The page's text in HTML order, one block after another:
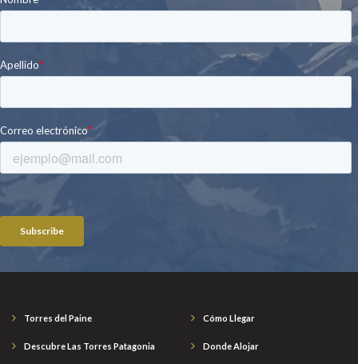
Torres del Paine
Descubre Las Torres Patagonia
Cómo Llegar
Donde Alojar